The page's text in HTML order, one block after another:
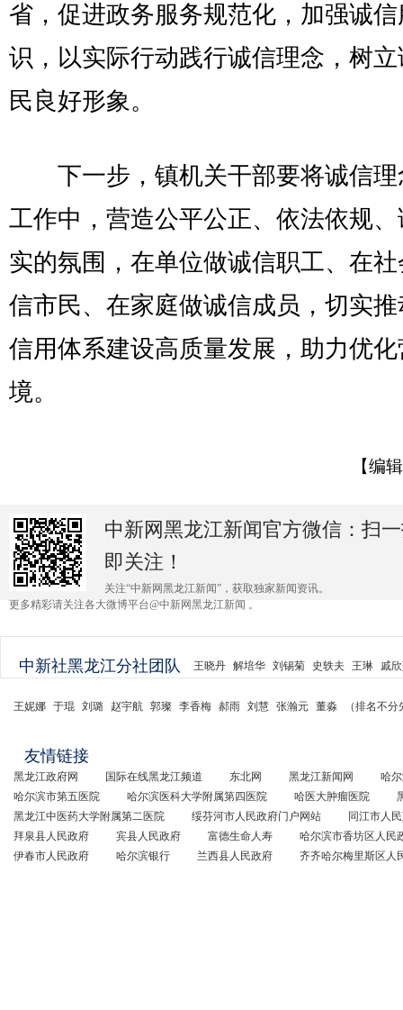
省，促进政务服务规范化，加强诚
识，以实际行动践行诚信理念，树
民良好形象。
下一步，镇机关干部要将诚信理
工作中，营造公平公正、依法依规
实的氛围，在单位做诚信职工、在
信市民、在家庭做诚信成员，切实
信用体系建设高质量发展，助力优
境。
【编
中新网黑龙江新闻官方微信：扫
即关注！
关注“中新网黑龙江新闻”，获取独家新闻资讯。
更多精彩请关注各大微博平台@中新网黑龙江新闻 。
中新社黑龙江分社团队 王晓丹 解培华 刘锡菊 史轶夫 王琳 戚
王妮娜 于琨 刘璐 赵宇航 郭璨 李香梅 郝雨 刘慧 张瀚元 董淼 （排名不
友情链接
黑龙江政府网 国际在线黑龙江频道 东北网 黑龙江新闻网
哈
哈尔滨市第五医院
哈尔滨医科大学附属第四医院 哈医大肿瘤医院
黑龙江中医药大学附属第二医院
绥芬河市人民政府门户网站
同江市人
拜泉县人民政府
宾县人民政府 富德生命人寿
哈尔滨市香坊区人民
伊春市人民政府
哈尔滨银行 兰西县人民政府 齐齐哈尔梅里斯区人